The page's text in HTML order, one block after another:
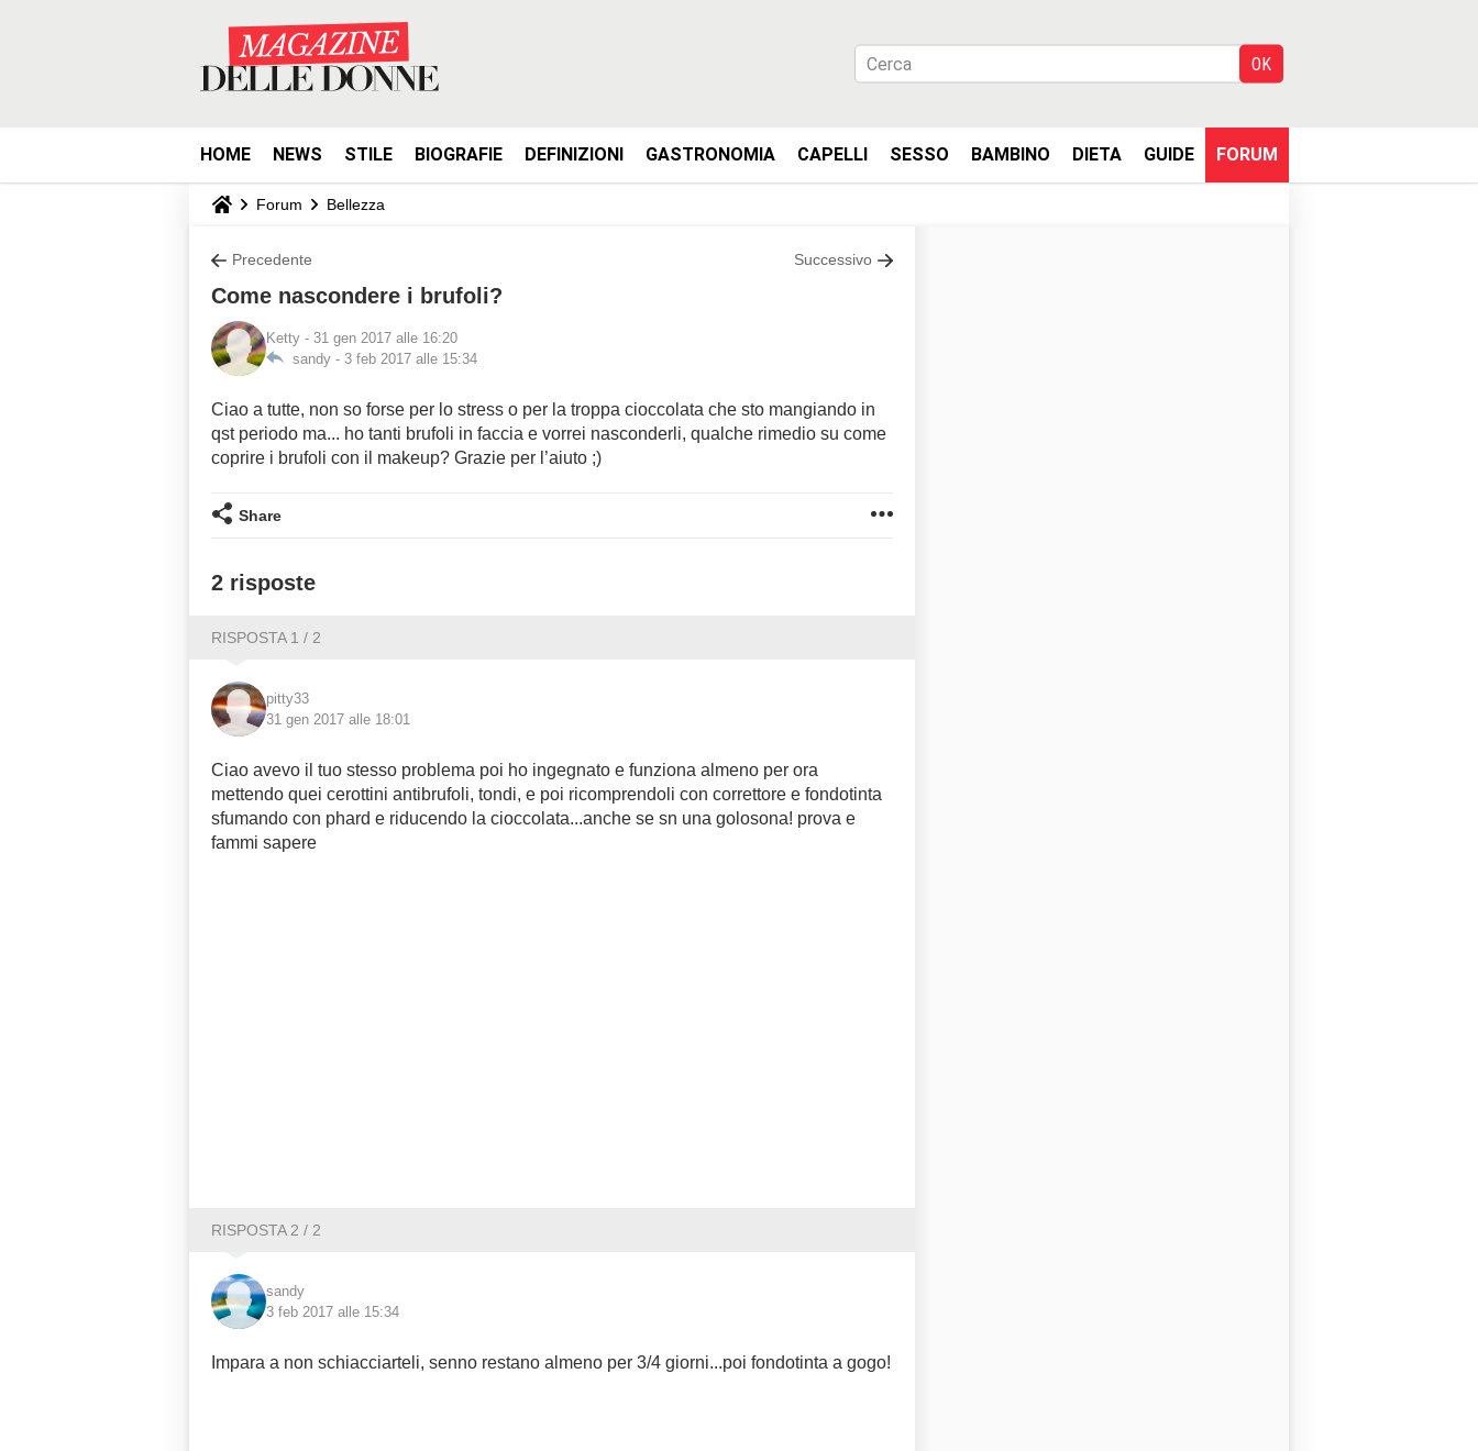
HOME NEWS STILE BIOGRAFIE DEFINIZIONI GASTRONOMIA CAPELLI SESSO BAMBINO DIETA GUIDE FORUM
Forum Bellezza
Precedente Successivo
Come nascondere i brufoli?
Ketty - 31 gen 2017 alle 16:20
sandy - 3 feb 2017 alle 15:34
Ciao a tutte, non so forse per lo stress o per la troppa cioccolata che sto mangiando in
qst periodo ma... ho tanti brufoli in faccia e vorrei nasconderli, qualche rimedio su come
coprire i brufoli con il makeup? Grazie per l’aiuto ;)
Share
2 risposte
RISPOSTA 1 / 2
pitty33
31 gen 2017 alle 18:01
Ciao avevo il tuo stesso problema poi ho ingegnato e funziona almeno per ora
mettendo quei cerottini antibrufoli, tondi, e poi ricomprendoli con correttore e fondotinta
sfumando con phard e riducendo la cioccolata...anche se sn una golosona! prova e
fammi sapere
RISPOSTA 2 / 2
sandy
3 feb 2017 alle 15:34
Impara a non schiacciarteli, senno restano almeno per 3/4 giorni...poi fondotinta a gogo!